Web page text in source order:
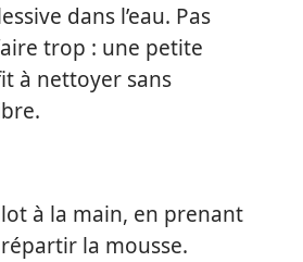
dans l’eau. Pas
trop : une petite
à nettoyer sans
à la main, en prenant
la mousse.